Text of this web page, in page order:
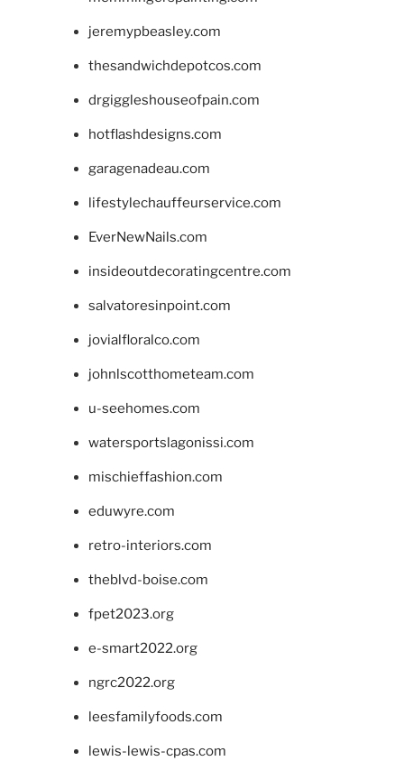
jeremypbeasley.com
thesandwichdepotcos.com
drgiggleshouseofpain.com
hotflashdesigns.com
garagenadeau.com
lifestylechauffeurservice.com
EverNewNails.com
insideoutdecoratingcentre.com
salvatoresinpoint.com
jovialfloralco.com
johnlscotthometeam.com
u-seehomes.com
watersportslagonissi.com
mischieffashion.com
eduwyre.com
retro-interiors.com
theblvd-boise.com
fpet2023.org
e-smart2022.org
ngrc2022.org
leesfamilyfoods.com
lewis-lewis-cpas.com